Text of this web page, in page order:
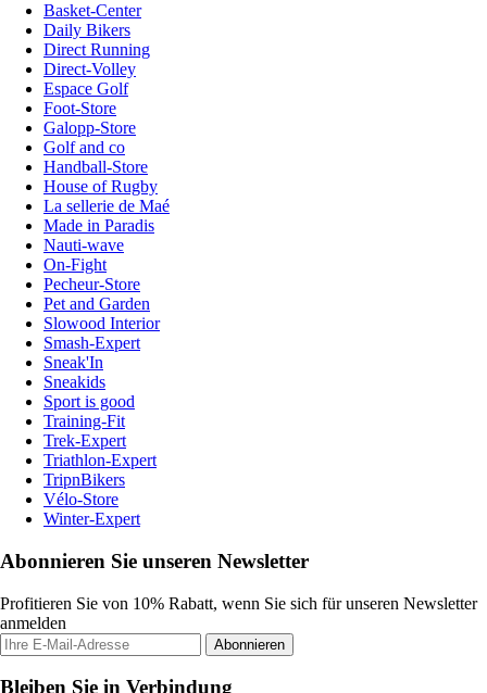
Basket-Center
Daily Bikers
Direct Running
Direct-Volley
Espace Golf
Foot-Store
Galopp-Store
Golf and co
Handball-Store
House of Rugby
La sellerie de Maé
Made in Paradis
Nauti-wave
On-Fight
Pecheur-Store
Pet and Garden
Slowood Interior
Smash-Expert
Sneak'In
Sneakids
Sport is good
Training-Fit
Trek-Expert
Triathlon-Expert
TripnBikers
Vélo-Store
Winter-Expert
Abonnieren Sie unseren Newsletter
Profitieren Sie von 10% Rabatt, wenn Sie sich für unseren Newsletter
anmelden
Abonnieren
Bleiben Sie in Verbindung